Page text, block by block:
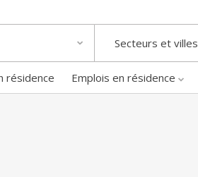
Secteurs et villes
résidence Emplois en résidence